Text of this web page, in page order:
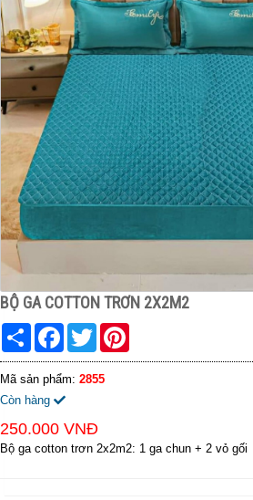
BỘ GA COTTON TRƠN 2X2M2
Share FacebookTwitter
Mã sản phẩm: 2855
Còn hàng
250.000 VNĐ
Bộ ga cotton trơn 2x2m2: 1 ga chun + 2 vỏ gối